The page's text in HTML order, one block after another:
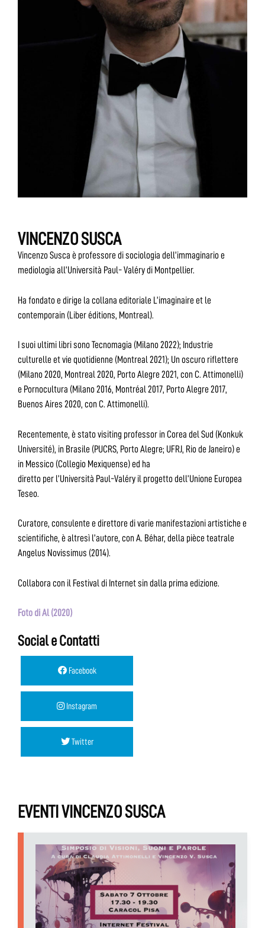
VINCENZO SUSCA
Vincenzo Susca è professore di sociologia dell’immaginario e
mediologia all’Università Paul- Valéry di Montpellier.
Ha fondato e dirige la collana editoriale L’imaginaire et le
contemporain (Liber éditions, Montreal).
I suoi ultimi libri sono Tecnomagia (Milano 2022); Industrie
culturelle et vie quotidienne (Montreal 2021); Un oscuro riflettere
(Milano 2020, Montreal 2020, Porto Alegre 2021, con C. Attimonelli)
e Pornocultura (Milano 2016, Montréal 2017, Porto Alegre 2017,
Buenos Aires 2020, con C. Attimonelli).
Recentemente, è stato visiting professor in Corea del Sud (Konkuk
Université), in Brasile (PUCRS, Porto Alegre; UFRJ, Rio de Janeiro) e
in Messico (Collegio Mexiquense) ed ha
diretto per l’Università Paul-Valéry il progetto dell’Unione Europea
Teseo.
Curatore, consulente e direttore di varie manifestazioni artistiche e
scientifiche, è altresì l’autore, con A. Béhar, della pièce teatrale
Angelus Novissimus (2014).
Collabora con il Festival di Internet sin dalla prima edizione.
Foto di Al (2020)
Social e Contatti
Facebook
Instagram
Twitter
EVENTI VINCENZO SUSCA